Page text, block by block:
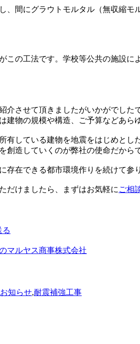
、間にグラウトモルタル（無収縮
この工法です。学校等公共の施設に
介させて頂きましたがいかがでした
建物の規模や構造、ご予算などあら
有している建物を地震をはじめと
造していくのが弊社の使命だから
在できる都市環境作りを続けて参
だけましたら、まずはお気軽に ご相
マルヤス商事株式会社
お知らせ,耐震補強工事